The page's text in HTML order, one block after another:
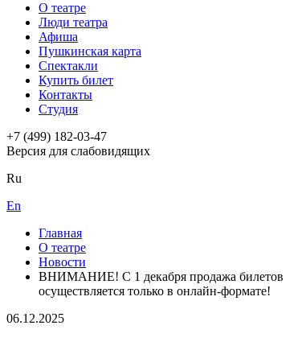
О театре
Люди театра
Афиша
Пушкинская карта
Спектакли
Купить билет
Контакты
Студия
+7 (499) 182-03-47
Версия для слабовидящих
Ru
En
Главная
О театре
Новости
ВНИМАНИЕ! С 1 декабря продажа билетов
осуществляется только в онлайн-формате!
06.12.2025